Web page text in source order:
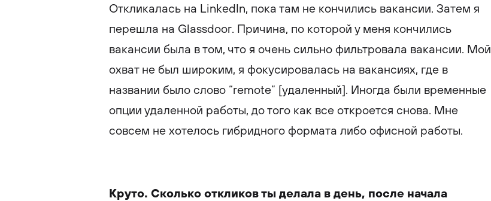
Откликалась на LinkedIn, пока там не кончились вакансии. Затем я
перешла на Glassdoor. Причина, по которой у меня кончились
вакансии была в том, что я очень сильно фильтровала вакансии. Мой
охват не был широким, я фокусировалась на вакансиях, где в
названии было слово “remote” [удаленный]. Иногда были временные
опции удаленной работы, до того как все откроется снова. Мне
совсем не хотелось гибридного формата либо офисной работы.
Круто. Сколько откликов ты делала в день, после начала